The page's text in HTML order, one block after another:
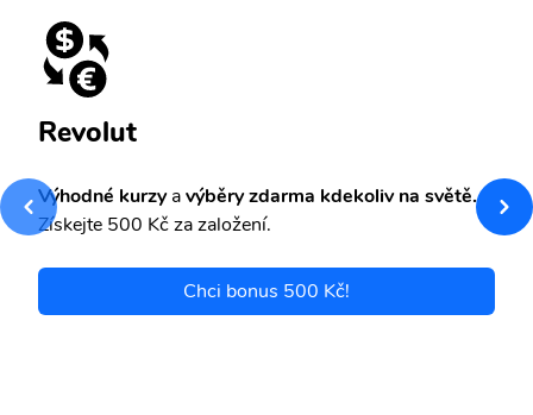
Revolut
Výhodné kurzyavýběry zdarma kdekoliv na světě.
Získejte 500 Kč za založení.
Chci bonus 500 Kč!